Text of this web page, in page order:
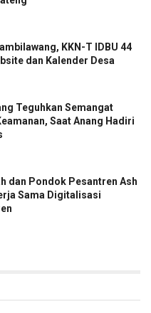
KKN-T IDBU 44
dan Kalender Desa
Teguhkan Semangat
Saat Anang Hadiri
dan Pondok Pesantren Ash
Sama Digitalisasi